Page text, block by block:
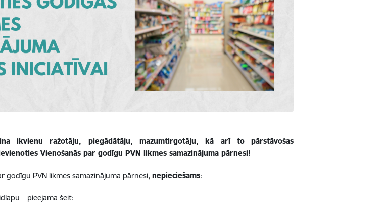
ikvienu ražotāju, piegādātāju, mazumtirgotāju, kā arī to pārstāvošas
Vienošanās par godīgu PVN likmes samazinājuma pārnesi!
godīgu PVN likmes samazinājuma pārnesi,nepieciešams:
– pieejama šeit: